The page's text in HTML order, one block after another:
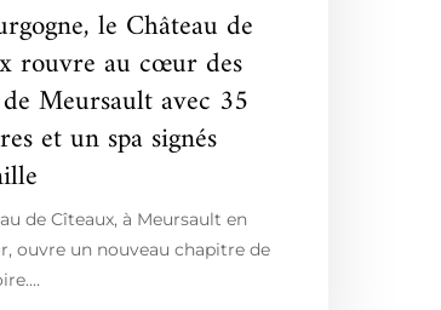
le Château de
rouvre au cœur des
Meursault avec 35
et un spa signés
de Cîteaux, à Meursault en
ouvre un nouveau chapitre de